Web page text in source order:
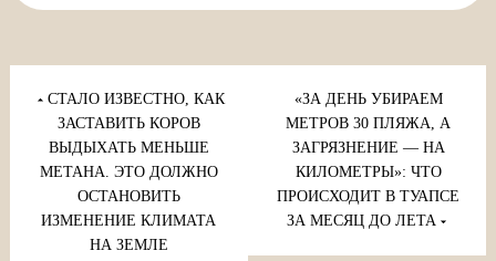
Навигация
позаписям
СТАЛО ИЗВЕСТНО, КАК
ЗАСТАВИТЬ КОРОВ
ВЫДЫХАТЬ МЕНЬШЕ
МЕТАНА. ЭТО ДОЛЖНО
ОСТАНОВИТЬ
ИЗМЕНЕНИЕ КЛИМАТА
НА ЗЕМЛЕ
«ЗА ДЕНЬ УБИРАЕМ
МЕТРОВ 30 ПЛЯЖА, А
ЗАГРЯЗНЕНИЕ — НА
КИЛОМЕТРЫ»: ЧТО
ПРОИСХОДИТ В ТУАПСЕ
ЗА МЕСЯЦ ДО ЛЕТА